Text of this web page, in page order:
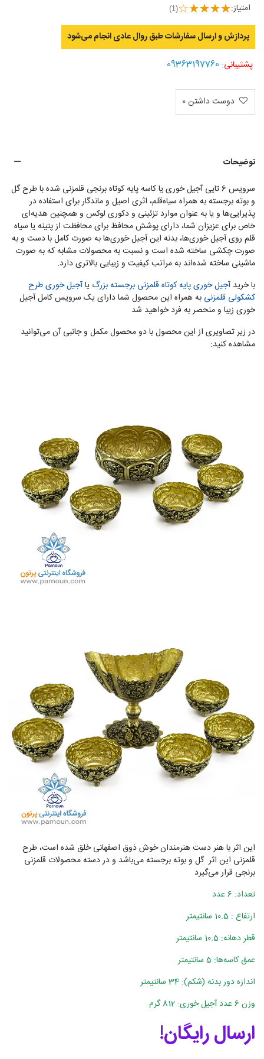
امتیاز: (1)
پردازش و ارسال سفارشات طبق روال عادی انجام می‌‌شود
پشتیبانی: 09363197760
دوست داشتن0
توضیحات
سرویس 6 تایی آجیل خوری یا کاسه پایه کوتاه برنجی قلمزنی شده با طرح گل
و بوته برجسته به همراه سیاه‌قلم، اثری اصیل و ماندگار برای استفاده در
پذیرایی‌ها و یا به عنوان موارد تزئینی و دکوری لوکس و همچنین هدیه‌ای
خاص برای عزیزان شما، دارای پوشش محافظ برای محافظت از پتینه یا سیاه
قلم روی آجیل خوری‌ها، بدنه این آجیل خوری‌ها به صورت کامل با دست و به
صورت چکشی ساخته شده است و نسبت به محصولات مشابه که به صورت
ماشینی ساخته شده‌اند به مراتب کیفیت و زیبایی بالاتری دارد.
با خریدآجیل خوری پایه کوتاه قلمزنی برجسته بزرگ یاآجیل خوری طرح
کشکولی قلمزنی به همراه این محصول شما دارای یک سرویس کامل آجیل
خوری زیبا و منحصر به فرد خواهید شد
در زیر تصاویری از این محصول با دو محصول مکمل و جانبی آن می‌توانید
مشاهده کنید:
این اثر با هنر دست هنرمندان خوش ذوق اصفهانی خلق شده است، طرح
قلمزنی این اثر گل و بوته برجسته می‌باشد و در دسته محصولات قلمزنی
برنجی قرار می‌گیرد
تعداد: 6 عدد
ارتفاع : 10.5 سانتیمتر
قطر دهانه: 10.5 سانتیمتر
عمق کاسه‌ها: 5 سانتیمتر
اندازه دور بدنه (شکم): 34 سانتیمتر
وزن 6 عدد آجیل خوری: 812 گرم
ارسال رایگان!